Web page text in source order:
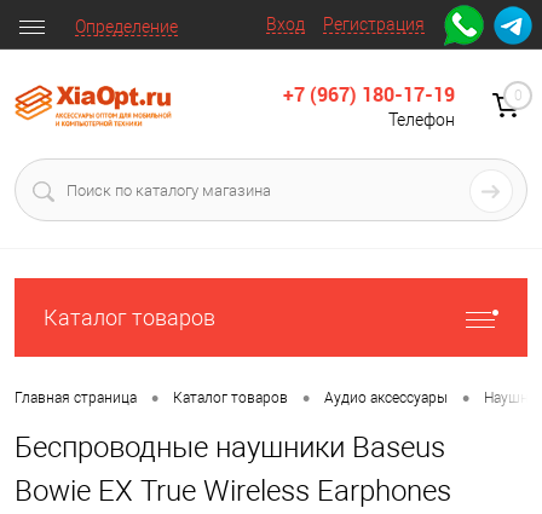
Вход Регистрация
Определение
+7 (967) 180-17-19
Телефон
0
Каталог товаров
Главная страница • Каталог товаров • Аудио аксессуары •
Беспроводные наушники Baseus
Bowie EX True Wireless Earphones